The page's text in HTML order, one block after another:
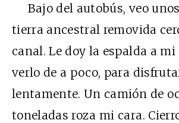
Bajo del autobús, veo
tierra ancestral removida
canal. Le doy la espalda a
verlo de a poco, para
lentamente. Un camión de
toneladas roza mi cara.